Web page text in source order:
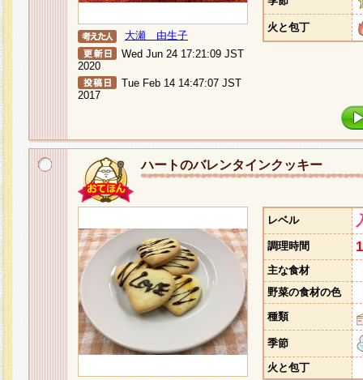
大瀬 由生子
Wed Jun 24 17:21:09 JST
2020
Tue Feb 14 14:47:07 JST
2017
火と包丁
ハートのバレンタインクッキー
レベル
調理時間
主な食材
野菜の食材の色
種類
季節
火と包丁